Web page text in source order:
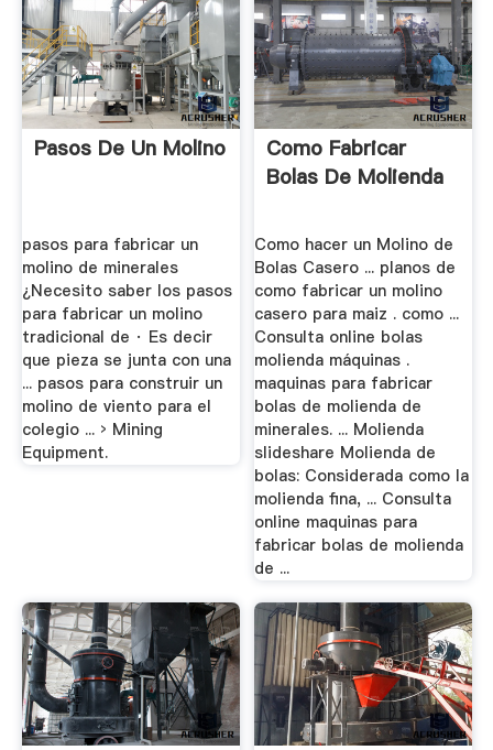
Pasos De Un Molino
pasos para fabricar un
molino de minerales
¿Necesito saber los pasos
para fabricar un molino
tradicional de · Es decir
que pieza se junta con una
... pasos para construir un
molino de viento para el
colegio ... › Mining
Equipment.
Como Fabricar
Bolas De Molienda
Como hacer un Molino de
Bolas Casero ... planos de
como fabricar un molino
casero para maiz . como ...
Consulta online bolas
molienda máquinas .
maquinas para fabricar
bolas de molienda de
minerales. ... Molienda
slideshare Molienda de
bolas: Considerada como la
molienda fina, ... Consulta
online maquinas para
fabricar bolas de molienda
de ...